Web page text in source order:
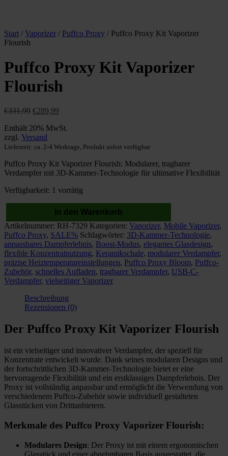
Start / Vaporizer / Puffco Proxy / Puffco Proxy Kit Vaporizer
Flourish
Puffco Proxy Kit Vaporizer
Flourish
€331,99 Ursprünglicher
war:
€331,99
€289,99
ist:
Enthält 20% MwSt.
zzgl. Versand
Lieferzeit: ca. 2-4 Werktage, Produkt sofort verfügbar
Puffco Proxy Kit Vaporizer Flourish: Modularer, tragbarer
Verdampfer mit 3D-Kammer-Technologie für ultimative Flexibilität
Verfügbarkeit: 1 vorrätig
Proxy
Kit
Vaporizer
Flourish
Menge
In den Warenkorb
Artikelnummer: RH-7329 Kategorien: Vaporizer, Mobile Vaporizer,
Puffco Proxy, SALE% Schlagwörter: 3D-Kammer-Technologie,
anpassbares Dampferlebnis, Boost-Modus, elegantes Glasdesign,
flexible Konzentratnutzung, Keramikschale, modularer Verdampfer,
präzise Heiztemperatureinstellungen, Puffco Proxy Bloom, Puffco-
Zubehör, schnelles Aufladen, tragbarer Verdampfer, USB-C-
Verdampfer, vielseitiger Vaporizer
Beschreibung
Rezensionen (0)
Der Puffco Proxy Kit Vaporizer Flourish
ist ein vielseitiger und innovativer Verdampfer, der speziell für
Konzentrate entwickelt wurde. Dank seines modularen Designs und
der fortschrittlichen 3D-Kammer-Technologie bietet er eine
hervorragende Flexibilität und ein erstklassiges Dampferlebnis. Der
Proxy ist vollständig anpassbar und ermöglicht die Verwendung von
verschiedenem Puffco-Zubehör sowie individuell gestalteten
Glasstücken von Drittanbietern.
Merkmale des Puffco Proxy Vaporizer Flourish:
Modulares Design: Der Proxy ist mit einem ergonomischen
Glasstück und einer abnehmbaren Basis ausgestattet, die